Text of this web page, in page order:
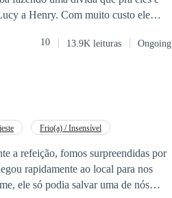
a Henry. Com muito custo ele
10 13.9K leituras Ongoing
Frio(a) / Insensível